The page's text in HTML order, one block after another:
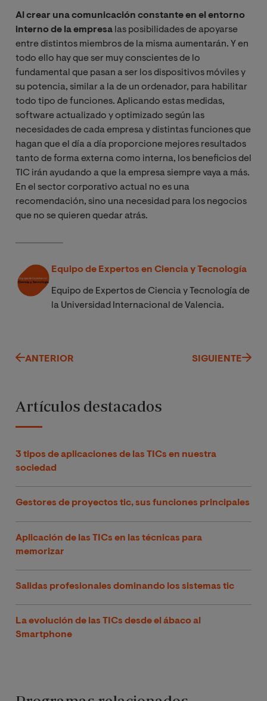
Al crear una comunicación constante en el entorno
interno de la empresa las posibilidades de apoyarse
entre distintos miembros de la misma aumentarán. Y en
todo ello hay que ser muy conscientes de lo
fundamental que pasan a ser los dispositivos móviles y
su potencia, similar a la de un ordenador, para habilitar
todo tipo de funciones. Aplicando estas medidas,
software actualizado y optimizado según las
necesidades de cada empresa y distintas funciones que
hagan que el día a día proporcione mejores resultados
tanto de forma externa como interna, los beneficios del
TIC irán ayudando a que la empresa siempre vaya a más.
En el sector corporativo actual no es una
recomendación, sino una necesidad para los negocios
que no se quieren quedar atrás.
Equipo de Expertos en Ciencia y Tecnología
Equipo de Expertos de Ciencia y Tecnología de
la Universidad Internacional de Valencia.
ANTERIOR SIGUIENTE
Artículos destacados
3 tipos de aplicaciones de las TICs en nuestra
sociedad
Gestores de proyectos tic, sus funciones principales
Aplicación de las TICs en las técnicas para
memorizar
Salidas profesionales dominando los sistemas tic
La evolución de las TICs desde el ábaco al
Smartphone